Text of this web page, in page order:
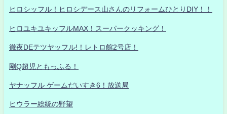
ヒロシッフル！ヒロシデース山さんのリフォームひとりDIY！！
ヒロユキユキッフルMAX！スーパークッキング！
徹夜DEテツヤッフル!！レトロ館2号店！
剛Q超児ともっふる！
ヤナッフル ゲームだいすき6！放送局
ヒウラー総統の野望